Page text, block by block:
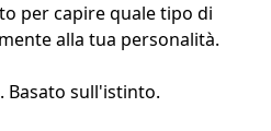
per capire quale tipo di
alla tua personalità.
Basato sull'istinto.